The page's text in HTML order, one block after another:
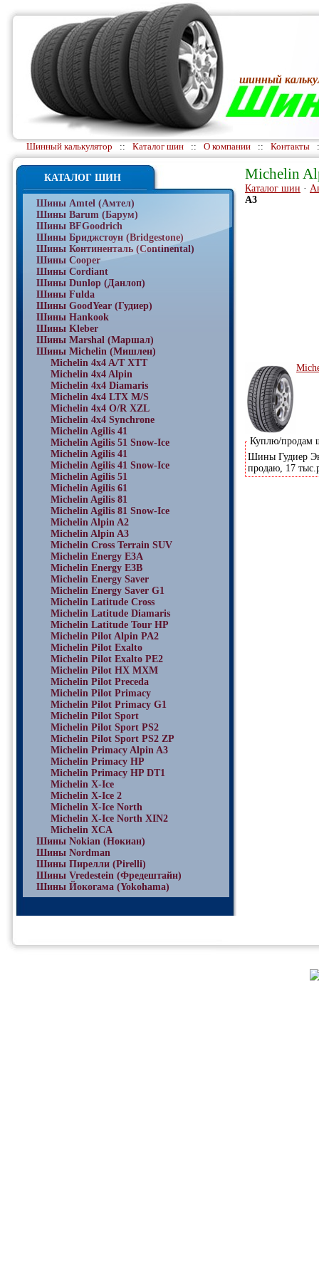
шинный
Шинный калькулятор :: Каталог шин :: О компании :: Контакты
КАТАЛОГ ШИН
Шины Amtel (Амтел)
Шины Barum (Барум)
Шины BFGoodrich
Шины Бриджстоун (Bridgestone)
Шины Континенталь (Continental)
Шины Cooper
Шины Cordiant
Шины Dunlop (Данлоп)
Шины Fulda
Шины GoodYear (Гудиер)
Шины Hankook
Шины Kleber
Шины Marshal (Маршал)
Шины Michelin (Мишлен)
Michelin 4x4 A/T XTT
Michelin 4x4 Alpin
Michelin 4x4 Diamaris
Michelin 4x4 LTX M/S
Michelin 4x4 O/R XZL
Michelin 4x4 Synchrone
Michelin Agilis 41
Michelin Agilis 51 Snow-Ice
Michelin Agilis 41
Michelin Agilis 41 Snow-Ice
Michelin Agilis 51
Michelin Agilis 61
Michelin Agilis 81
Michelin Agilis 81 Snow-Ice
Michelin Alpin A2
Michelin Alpin A3
Michelin Cross Terrain SUV
Michelin Energy E3A
Michelin Energy E3B
Michelin Energy Saver
Michelin Energy Saver G1
Michelin Latitude Cross
Michelin Latitude Diamaris
Michelin Latitude Tour HP
Michelin Pilot Alpin PA2
Michelin Pilot Exalto
Michelin Pilot Exalto PE2
Michelin Pilot HX MXM
Michelin Pilot Preceda
Michelin Pilot Primacy
Michelin Pilot Primacy G1
Michelin Pilot Sport
Michelin Pilot Sport PS2
Michelin Pilot Sport PS2 ZP
Michelin Primacy Alpin A3
Michelin Primacy HP
Michelin Primacy HP DT1
Michelin X-Ice
Michelin X-Ice 2
Michelin X-Ice North
Michelin X-Ice North XIN2
Michelin XCA
Шины Nokian (Нокиан)
Шины Nordman
Шины Пирелли (Pirelli)
Шины Vredestein (Фредештайн)
Шины Йокогама (Yokohama)
Michelin
Каталог шин ·
A3
Куплю/продам
Шины Гудиер
продаю, 17